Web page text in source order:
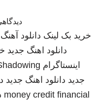
خرید بک لینک دانلود
دانلود اهنگ جدید
اینستاگرام
جدید دانلود اهنگ جدید
money credit financial